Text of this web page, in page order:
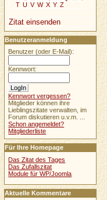
T U V W X Y Z
Zitat einsenden
Benutzeranmeldung
Benutzer (oder E-Mail):
Kennwort:
Kennwort vergessen?
Mitglieder können ihre
Lieblingszitate verwalten, im
Forum diskutieren u.v.m. ...
Schon angemeldet?
Mitgliederliste
Für Ihre Homepage
Das Zitat des Tages
Das Zufallszitat
Module für WP/Joomla
Aktuelle Kommentare